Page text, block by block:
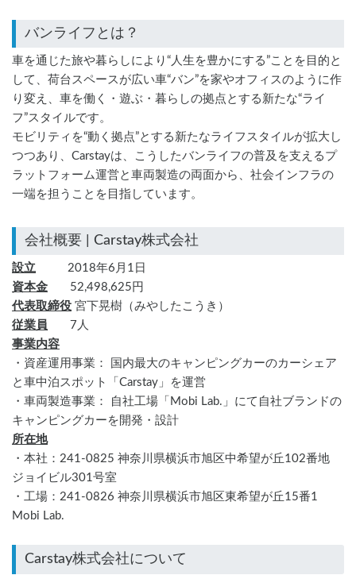
車を通じた旅や暮らしにより“人生を豊かにする”ことを目的と
して、荷台スペースが広い車“バン”を家やオフィスのように作
り変え、車を働く・遊ぶ・暮らしの拠点とする新たな“ライ
フ”スタイルです。
モビリティを“動く拠点”とする新たなライフスタイルが拡大し
つつあり、Carstayは、こうしたバンライフの普及を支えるプ
ラットフォーム運営と車両製造の両面から、社会インフラの
一端を担うことを目指しています。
設立 2018年6月1日
資本金 52,498,625円
代表取締役 宮下晃樹（みやしたこうき）
従業員 7人
事業内容
・資産運用事業： 国内最大のキャンピングカーのカーシェア
と車中泊スポット「Carstay」を運営
・車両製造事業： 自社工場「Mobi Lab.」にて自社ブランドの
キャンピングカーを開発・設計
所在地
・本社：241-0825 神奈川県横浜市旭区中希望が丘102番地
ジョイビル301号室
・工場：241-0826 神奈川県横浜市旭区東希望が丘15番1
Mobi Lab.
Carstay株式会社について